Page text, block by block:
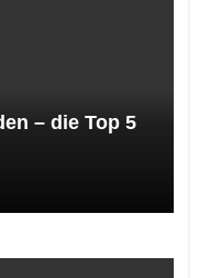
– die Top 5